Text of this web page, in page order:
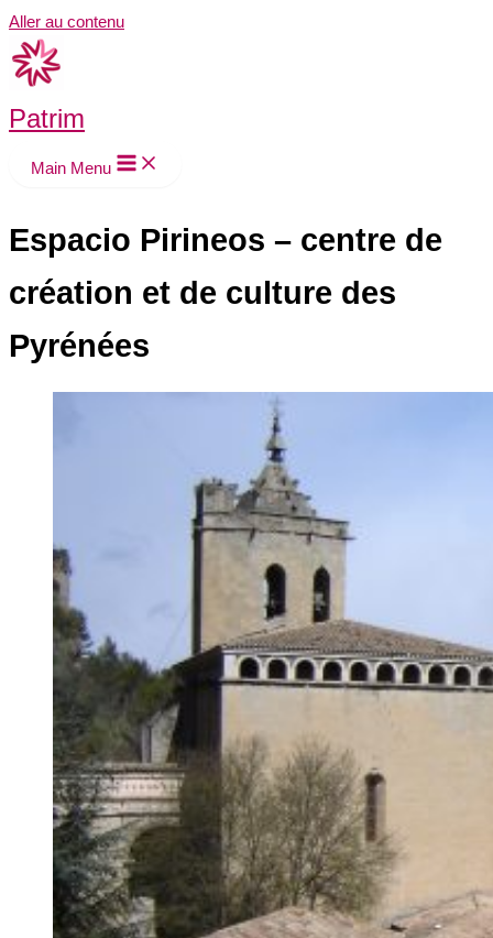
Aller au contenu
Patrim
Main Menu
Espacio Pirineos – centre de
création et de culture des
Pyrénées